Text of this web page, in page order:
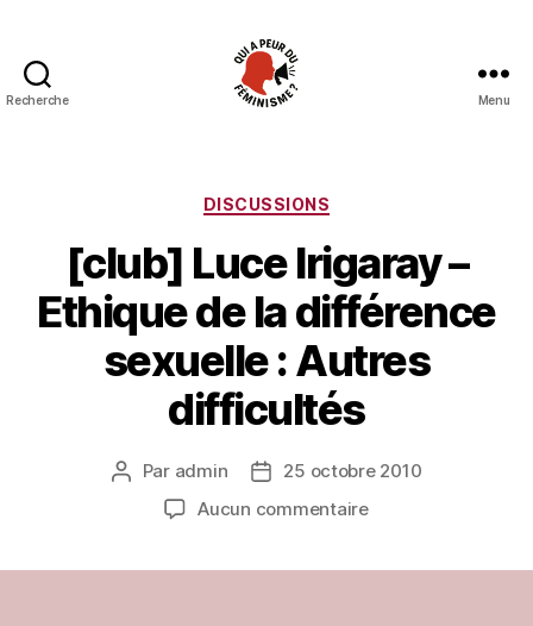
Recherche
du
?
Menu
Catégories
DISCUSSIONS
[club] Luce Irigaray –
Ethique de la différence
sexuelle : Autres
difficultés
Auteur
l’article
Par admin
Date25 octobre 2010
Aucun commentairesur